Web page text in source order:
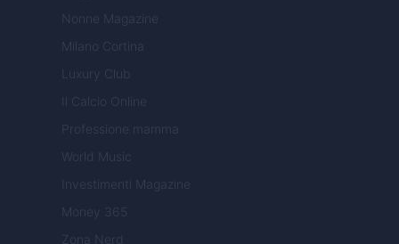
Nonne Magazine
Milano Cortina
Luxury Club
Il Calcio Online
Professione mamma
World Music
Investimenti Magazine
Money 365
Zona Nerd